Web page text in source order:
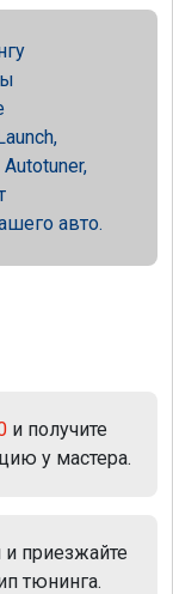
авто.
и получите
у мастера.
приезжайте
тюнинга.